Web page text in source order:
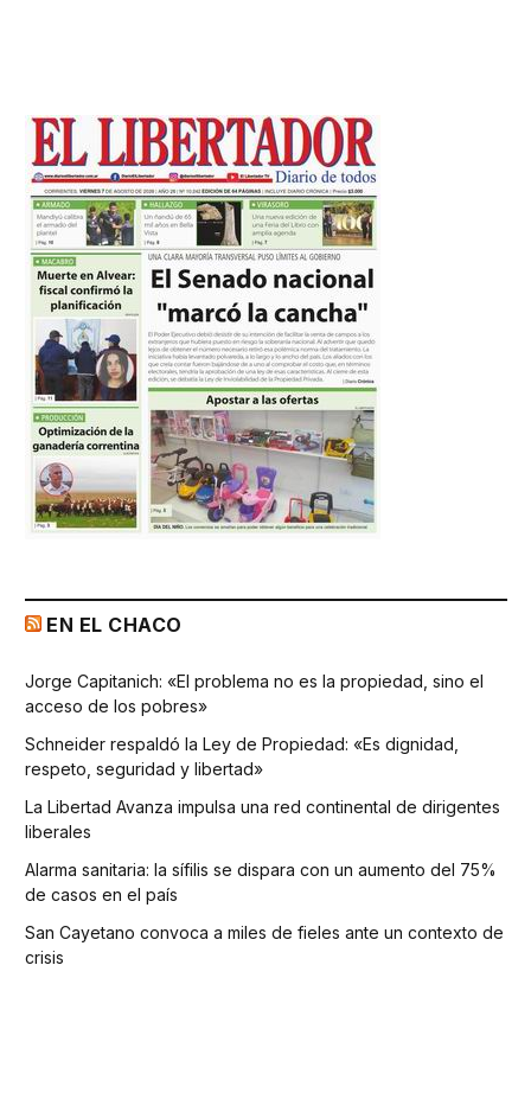
EN EL CHACO
Jorge Capitanich: «El problema no es la propiedad, sino el
acceso de los pobres»
Schneider respaldó la Ley de Propiedad: «Es dignidad,
respeto, seguridad y libertad»
La Libertad Avanza impulsa una red continental de dirigentes
liberales
Alarma sanitaria: la sífilis se dispara con un aumento del 75%
de casos en el país
San Cayetano convoca a miles de fieles ante un contexto de
crisis